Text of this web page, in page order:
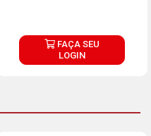
FAÇA SEU
LOGIN